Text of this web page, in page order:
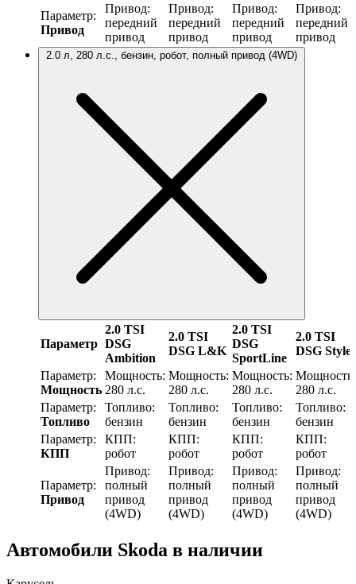
Параметр:
Привод
Привод:
передний
привод
Привод:
передний
привод
Привод:
передний
привод
Привод:
передний
привод
2.0 л, 280 л.с., бензин, робот, полный привод (4WD)
Параметр
2.0 TSI
DSG
Ambition
2.0 TSI
DSG L&K
2.0 TSI
DSG
SportLine
2.0 TSI
DSG Style
Параметр:
Мощность
Мощность:
280 л.с.
Мощность:
280 л.с.
Мощность:
280 л.с.
Мощность:
280 л.с.
Параметр:
Топливо
Топливо:
бензин
Топливо:
бензин
Топливо:
бензин
Топливо:
бензин
Параметр:
КПП
КПП:
робот
КПП:
робот
КПП:
робот
КПП:
робот
Параметр:
Привод
Привод:
полный
привод
(4WD)
Привод:
полный
привод
(4WD)
Привод:
полный
привод
(4WD)
Привод:
полный
привод
(4WD)
Автомобили Skoda в наличии